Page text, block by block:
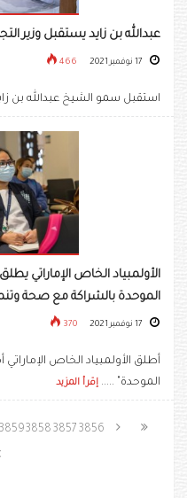
عبدالله بن زايد يستقبل وزير
466
استقبل سمو الشيخ عبدالله بن
الأولمبياد الخاص الإماراتي
الموحدة بالشراكة مع صحة
370
أطلق الأولمبياد الخاص
الموحدة" ..... إقرأ المزيد
3856
3857
3858
3859